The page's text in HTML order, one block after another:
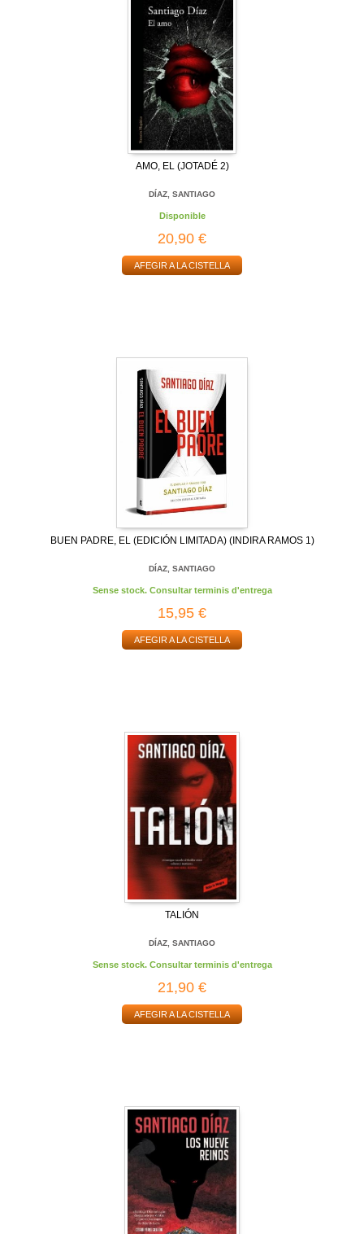
AMO, EL (JOTADÉ 2)
DÍAZ, SANTIAGO
Disponible
20,90 €
AFEGIR A LA CISTELLA
BUEN PADRE, EL (EDICIÓN LIMITADA) (INDIRA RAMOS 1)
DÍAZ, SANTIAGO
Sense stock. Consultar terminis d'entrega
15,95 €
AFEGIR A LA CISTELLA
TALIÓN
DÍAZ, SANTIAGO
Sense stock. Consultar terminis d'entrega
21,90 €
AFEGIR A LA CISTELLA